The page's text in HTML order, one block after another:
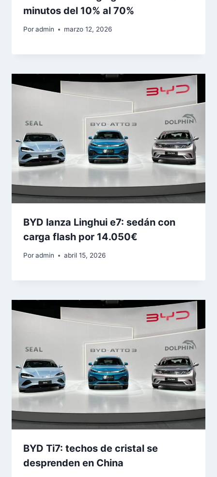
minutos del 10% al 70%
Poradmin marzo 12, 2026
BYD lanza Linghui e7: sedán con
carga flash por 14.050€
Poradmin abril 15, 2026
BYD Ti7: techos de cristal se
desprenden en China